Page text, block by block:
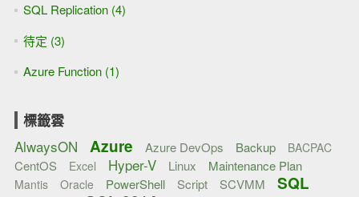
SQL Replication (4)
待定 (3)
Azure Function (1)
標籤雲
AlwaysON Azure Azure DevOps Backup BACPAC
CentOS Excel Hyper-V Linux Maintenance Plan
Mantis Oracle PowerShell Script SCVMM SQL